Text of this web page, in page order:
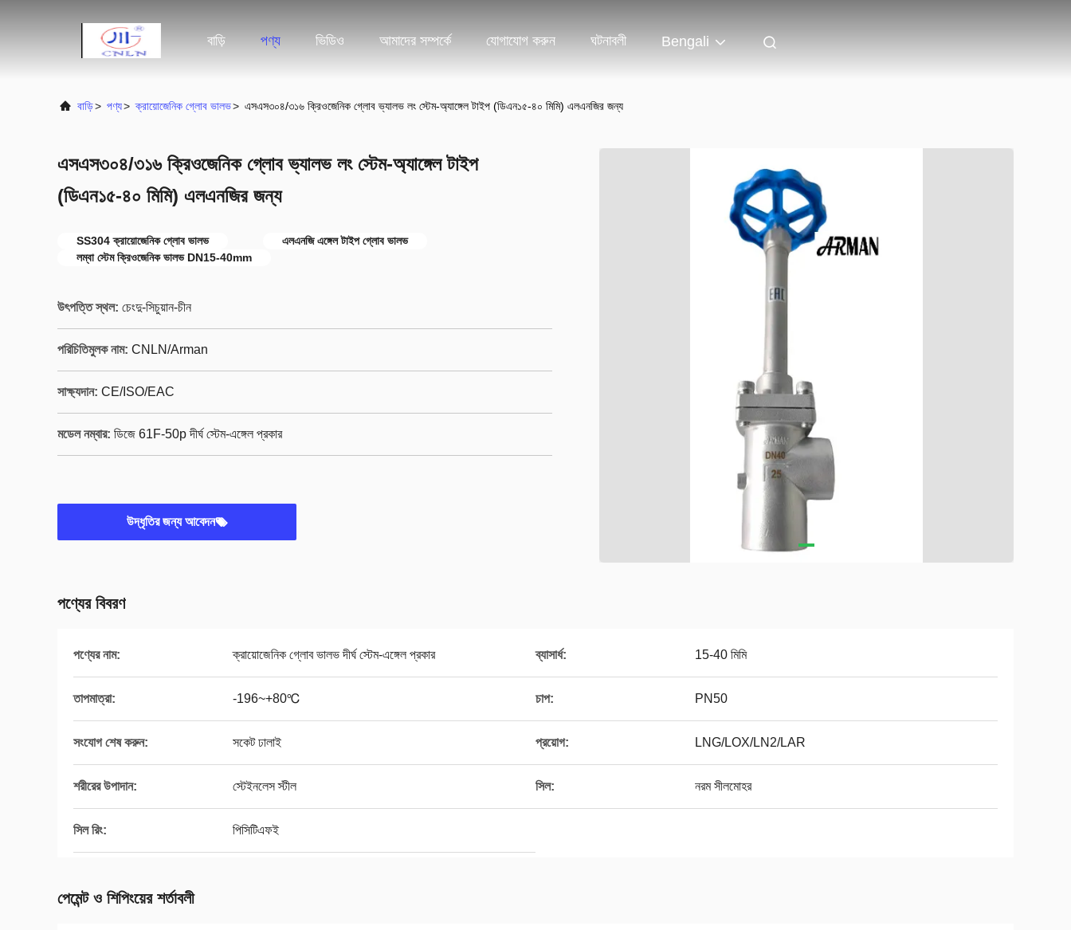
বাড়ি পণ্য ভিডিও আমাদের সম্পর্কে যোগাযোগ করুন ঘটনাবলী Bengali
বাড়ি> পণ্য> ক্রায়োজেনিক গ্লোব ভালভ> এসএস৩০৪/৩১৬ ক্রিওজেনিক গ্লোব ভ্যালভ লং স্টেম-অ্যাঙ্গেল টাইপ (ডিএন১৫-৪০ মিমি) এলএনজির জন্য
এসএস৩০৪/৩১৬ ক্রিওজেনিক গ্লোব ভ্যালভ লং স্টেম-অ্যাঙ্গেল টাইপ
(ডিএন১৫-৪০ মিমি) এলএনজির জন্য
SS304 ক্রায়োজেনিক গ্লোব ভালভ
এলএনজি এঙ্গেল টাইপ গ্লোব ভালভ
লম্বা স্টেম ক্রিওজেনিক ভালভ DN15-40mm
উৎপত্তি স্থল: চেংদু-সিচুয়ান-চীন
পরিচিতিমুলক নাম: CNLN/Arman
সাক্ষ্যদান: CE/ISO/EAC
মডেল নম্বার: ডিজে 61F-50p দীর্ঘ স্টেম-এঙ্গেল প্রকার
উদ্ধৃতির জন্য আবেদন
পণ্যের বিবরণ
পণ্যের নাম: ক্রায়োজেনিক গ্লোব ভালভ দীর্ঘ স্টেম-এঙ্গেল প্রকার ব্যাসার্ধ: 15-40 মিমি
তাপমাত্রা: -196~+80℃ চাপ: PN50
সংযোগ শেষ করুন: সকেট ঢালাই প্রয়োগ: LNG/LOX/LN2/LAR
শরীরের উপাদান: স্টেইনলেস স্টীল সিল: নরম সীলমোহর
সিল রিং: পিসিটিএফই
পেমেন্ট ও শিপিংয়ের শর্তাবলী